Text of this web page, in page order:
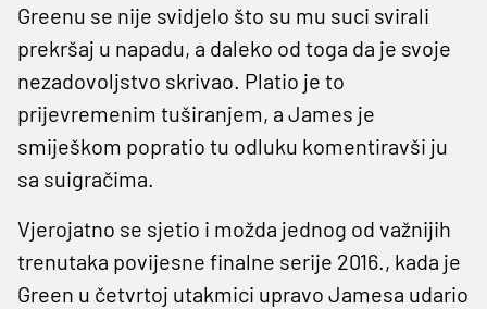
Greenu se nije svidjelo što su mu suci svirali
prekršaj u napadu, a daleko od toga da je svoje
nezadovoljstvo skrivao. Platio je to
prijevremenim tuširanjem, a James je
smiješkom popratio tu odluku komentiravši ju
sa suigračima.
Vjerojatno se sjetio i možda jednog od važnijih
trenutaka povijesne finalne serije 2016., kada je
Green u četvrtoj utakmici upravo Jamesa udario